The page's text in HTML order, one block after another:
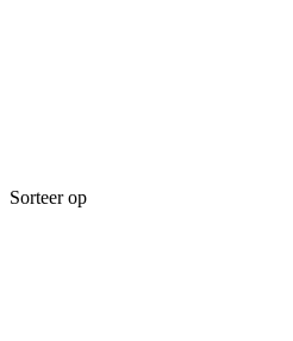
Sorteer op